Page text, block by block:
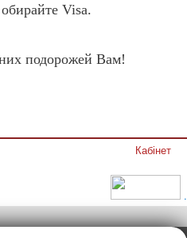
Visa.
подорожей Вам!
Кабінет
.